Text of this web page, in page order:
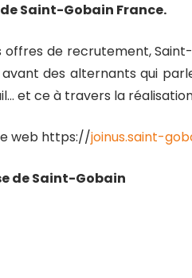
Saint-Gobain France.
de recrutement,
des alternants qui
et ce à travers la
web https://joinus.saint-
de Saint-Gobain